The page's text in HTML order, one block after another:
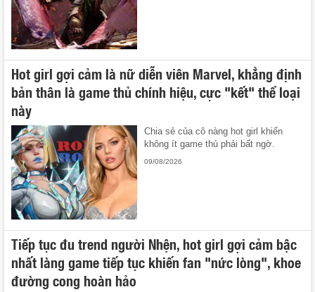
Hot girl gợi cảm là nữ diễn viên Marvel, khẳng định
bản thân là game thủ chính hiệu, cực "kết" thể loại
này
Chia sẻ của cô nàng hot girl khiến
không ít game thủ phải bất ngờ.
09/08/2026
Tiếp tục đu trend người Nhện, hot girl gợi cảm bậc
nhất làng game tiếp tục khiến fan "nức lòng", khoe
đường cong hoàn hảo